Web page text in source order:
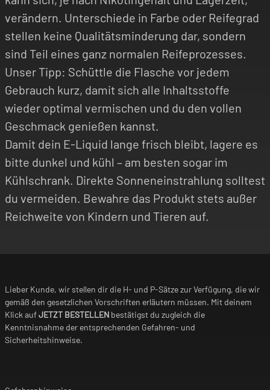
verändern. Unterschiede in Farbe oder Reifegrad
stellen keine Qualitätsminderung dar, sondern
sind Teil eines ganz normalen Reifeprozesses.
Unser Tipp: Schüttle die Flasche vor jedem
Gebrauch kurz, damit sich alle Inhaltsstoffe
wieder optimal vermischen und du den vollen
Geschmack genießen kannst.
Damit dein E-Liquid lange frisch bleibt, lagere es
bitte dunkel und kühl – am besten sogar im
Kühlschrank. Direkte Sonneneinstrahlung solltest
du vermeiden. Bewahre das Produkt stets außer
Reichweite von Kindern und Tieren auf.
Lieber Kunde, wir stellen dir die H- und P-Sätze zur Verfügung, die wir
gemäß den gesetzlichen Vorschriften erläutern müssen. Mit deinem
Klick aufJETZT BESTELLEN bestätigst du zugleich die
Kenntnisnahme der entsprechenden Gefahren- und
Sicherheitshinweise.